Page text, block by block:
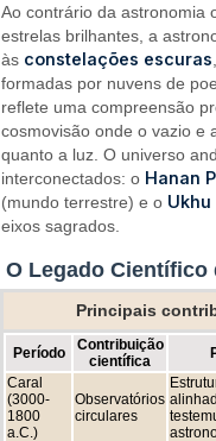
Ao contrário da astronomia
estrelas brilhantes, a
às constelações escuras
formadas por nuvens de
reflete uma compreensão
cosmovisão onde o vazio e
quanto a luz. O universo
interconectados: o Hanan
(mundo terrestre) e o Ukhu
eixos sagrados.
O Legado Científico
Principais
Período
Contribuição
científica
Caral
(3000-
1800
a.C.)
Observatórios
circulares